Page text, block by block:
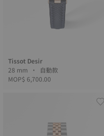
Tissot Desir
28 mm • 自動款
MOP$ 6,700.00